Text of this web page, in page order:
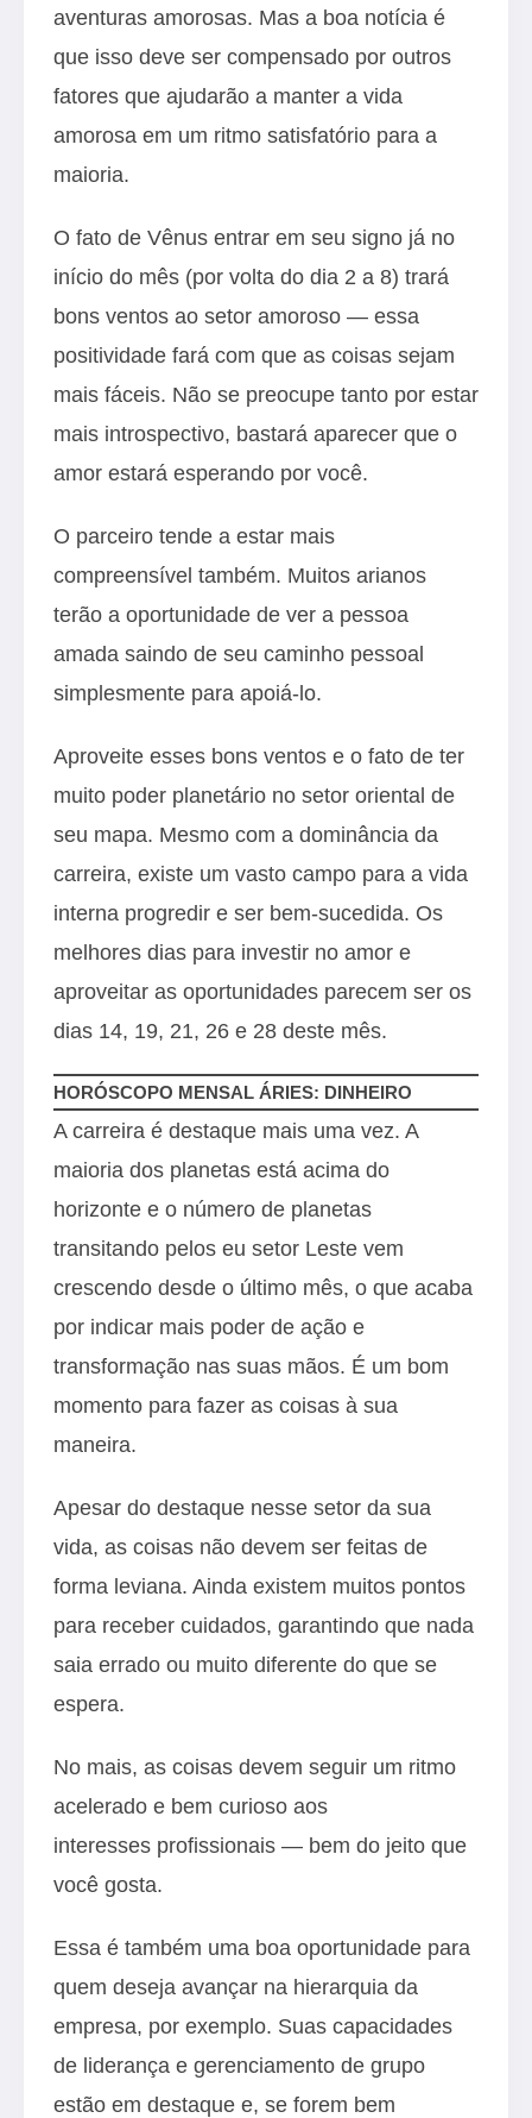
aventuras amorosas. Mas a boa notícia é
que isso deve ser compensado por outros
fatores que ajudarão a manter a vida
amorosa em um ritmo satisfatório para a
maioria.
O fato de Vênus entrar em seu signo já no
início do mês (por volta do dia 2 a 8) trará
bons ventos ao setor amoroso — essa
positividade fará com que as coisas sejam
mais fáceis. Não se preocupe tanto por estar
mais introspectivo, bastará aparecer que o
amor estará esperando por você.
O parceiro tende a estar mais
compreensível também. Muitos arianos
terão a oportunidade de ver a pessoa
amada saindo de seu caminho pessoal
simplesmente para apoiá-lo.
Aproveite esses bons ventos e o fato de ter
muito poder planetário no setor oriental de
seu mapa. Mesmo com a dominância da
carreira, existe um vasto campo para a vida
interna progredir e ser bem-sucedida. Os
melhores dias para investir no amor e
aproveitar as oportunidades parecem ser os
dias 14, 19, 21, 26 e 28 deste mês.
HORÓSCOPO MENSAL ÁRIES: DINHEIRO
A carreira é destaque mais uma vez. A
maioria dos planetas está acima do
horizonte e o número de planetas
transitando pelos eu setor Leste vem
crescendo desde o último mês, o que acaba
por indicar mais poder de ação e
transformação nas suas mãos. É um bom
momento para fazer as coisas à sua
maneira.
Apesar do destaque nesse setor da sua
vida, as coisas não devem ser feitas de
forma leviana. Ainda existem muitos pontos
para receber cuidados, garantindo que nada
saia errado ou muito diferente do que se
espera.
No mais, as coisas devem seguir um ritmo
acelerado e bem curioso aos
interesses profissionais — bem do jeito que
você gosta.
Essa é também uma boa oportunidade para
quem deseja avançar na hierarquia da
empresa, por exemplo. Suas capacidades
de liderança e gerenciamento de grupo
estão em destaque e, se forem bem